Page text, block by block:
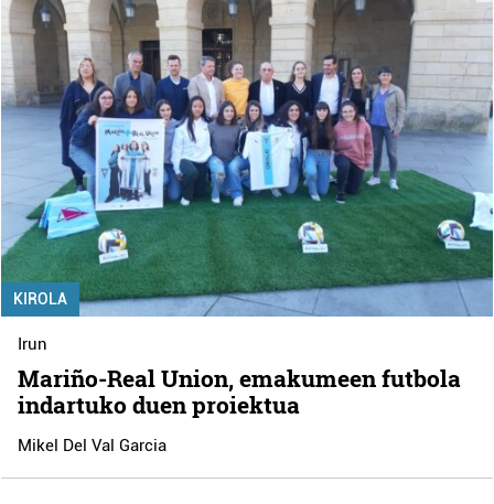
KIROLA
Irun
Mariño-Real Union, emakumeen futbola
indartuko duen proiektua
Mikel Del Val Garcia